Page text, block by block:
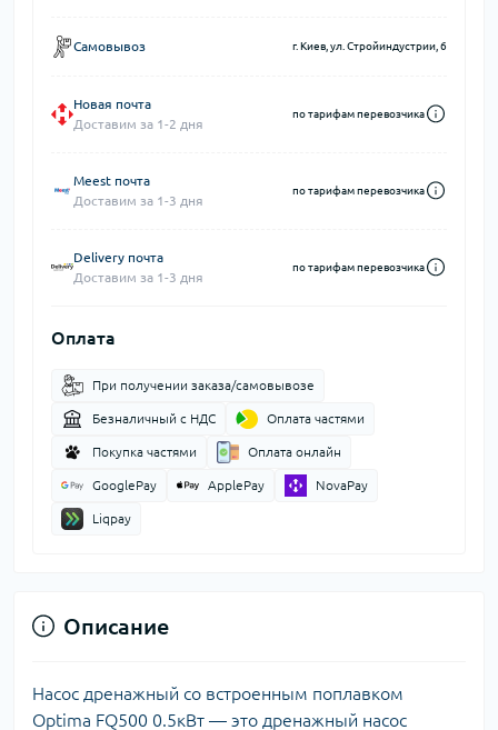
Самовывоз г. Киев, ул. Стройиндустрии, 6
Новая почта
Доставим за 1-2 дня
по тарифам перевозчика
Meest почта
Доставим за 1-3 дня
по тарифам перевозчика
Delivery почта
Доставим за 1-3 дня
по тарифам перевозчика
Оплата
При получении заказа/самовывозе
Безналичный с НДС Оплата частями
Покупка частями Оплата онлайн
GooglePay ApplePay NovaPay
Liqpay
Описание
Насос дренажный cо встроенным поплавком
Optima FQ500 0.5кВт — это дренажный насос